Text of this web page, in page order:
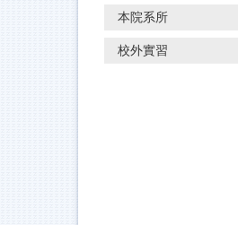
本院系所
校外實習